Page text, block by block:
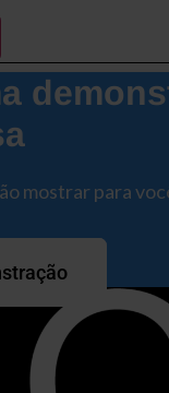
mostrar para